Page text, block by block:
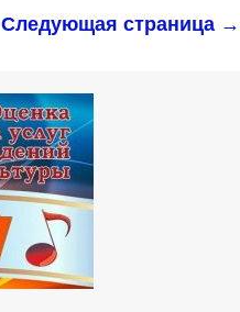
Следующая страница →